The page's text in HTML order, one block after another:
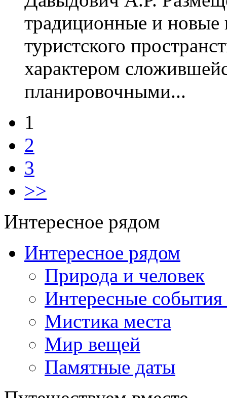
традиционные и
туристского
характером
планировочными...
1
2
3
>>
Интересное рядом
Интересное рядом
Природа и человек
Интересные
Мистика места
Мир вещей
Памятные даты